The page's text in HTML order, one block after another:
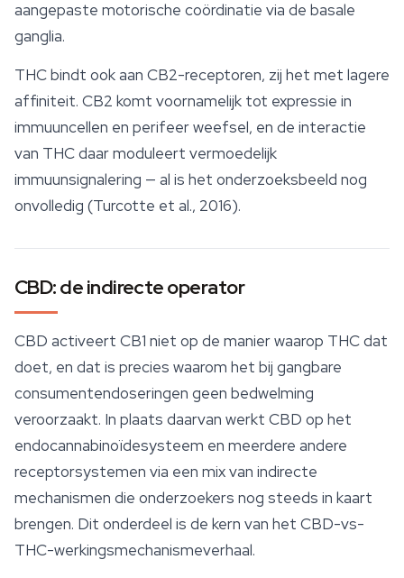
aangepaste motorische coördinatie via de basale
ganglia.
THC bindt ook aan CB2-receptoren, zij het met lagere
affiniteit. CB2 komt voornamelijk tot expressie in
immuuncellen en perifeer weefsel, en de interactie
van THC daar moduleert vermoedelijk
immuunsignalering — al is het onderzoeksbeeld nog
onvolledig (Turcotte et al., 2016).
CBD: de indirecte operator
CBD activeert CB1 niet op de manier waarop THC dat
doet, en dat is precies waarom het bij gangbare
consumentendoseringen geen bedwelming
veroorzaakt. In plaats daarvan werkt CBD op het
endocannabinoïdesysteem en meerdere andere
receptorsystemen via een mix van indirecte
mechanismen die onderzoekers nog steeds in kaart
brengen. Dit onderdeel is de kern van het CBD-vs-
THC-werkingsmechanismeverhaal.